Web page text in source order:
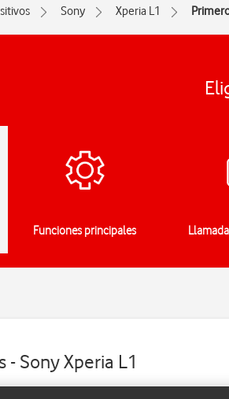
Sony Xperia L1
Funciones principales
- Sony Xperia L1